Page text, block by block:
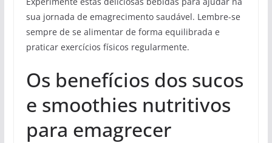
sua jornada de emagrecimento saudável. Lembre-se
sempre de se alimentar de forma equilibrada e
praticar exercícios físicos regularmente.
Os benefícios dos sucos
e smoothies nutritivos
para emagrecer